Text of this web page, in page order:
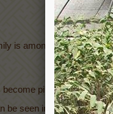
is amongst the veterans
pinkish like a
be seen in gardens as pot